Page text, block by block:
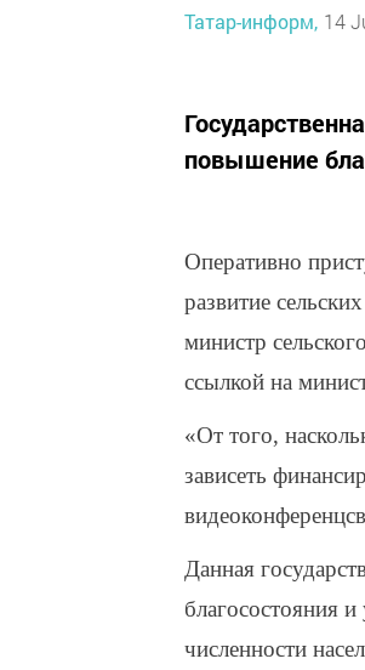
Татар-информ, 14
повышение
Оперативно
развитие
министр
ссылкой на
«От того,
зависеть
Данная
благосостояния
численности